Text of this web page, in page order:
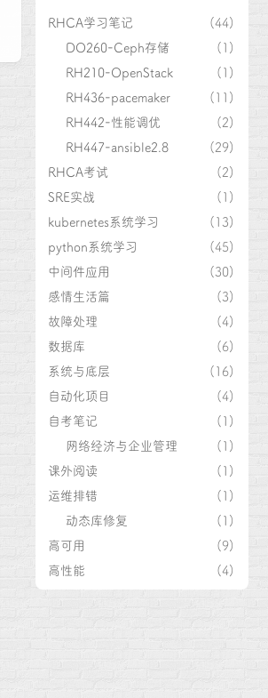
RHCA学习笔记
(44)
DO260-Ceph存储
(1)
RH210-OpenStack
(1)
RH436-pacemaker
(11)
RH442-性能调优
(2)
RH447-ansible2.8
(29)
RHCA考试
(2)
SRE实战
(1)
kubernetes系统学习
(13)
python系统学习
(45)
中间件应用
(30)
感情生活篇
(3)
故障处理
(4)
数据库
(6)
系统与底层
(16)
自动化项目
(4)
自考笔记
(1)
网络经济与企业管理
(1)
课外阅读
(1)
运维排错
(1)
动态库修复
(1)
高可用
(9)
高性能
(4)